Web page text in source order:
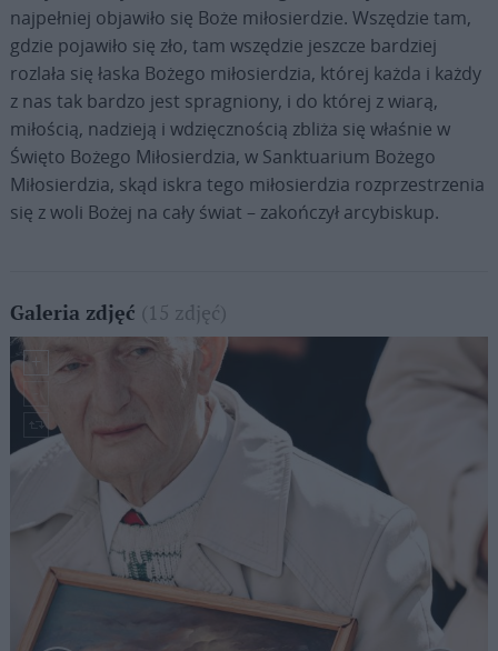
najpełniej objawiło się Boże miłosierdzie. Wszędzie tam,
gdzie pojawiło się zło, tam wszędzie jeszcze bardziej
rozlała się łaska Bożego miłosierdzia, której każda i każdy
z nas tak bardzo jest spragniony, i do której z wiarą,
miłością, nadzieją i wdzięcznością zbliża się właśnie w
Święto Bożego Miłosierdzia, w Sanktuarium Bożego
Miłosierdzia, skąd iskra tego miłosierdzia rozprzestrzenia
się z woli Bożej na cały świat – zakończył arcybiskup.
Galeria zdjęć (15 zdjęć)